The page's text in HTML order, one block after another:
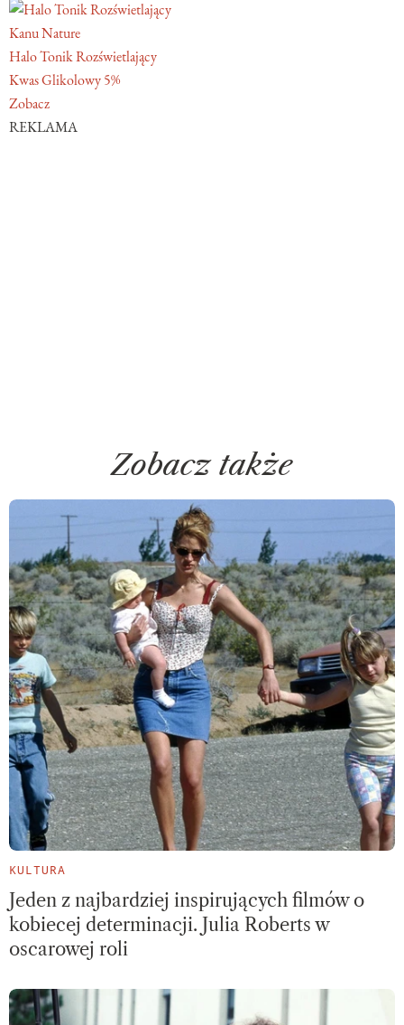
Kanu Nature
Halo Tonik Rozświetlający
Kwas Glikolowy 5%
Zobacz
REKLAMA
Zobacz także
KULTURA
Jeden z najbardziej inspirujących filmów o
kobiecej determinacji. Julia Roberts w
oscarowej roli